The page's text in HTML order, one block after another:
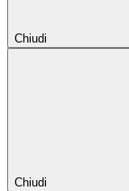
Chiudi
Chiudi